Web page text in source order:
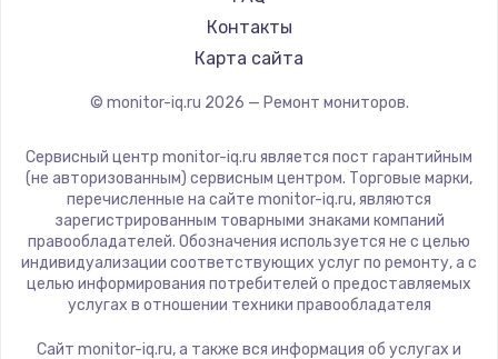
iFFALCON
Dahua
Контакты
Карта сайта
© monitor-iq.ru 2026 — Ремонт мониторов.
Сервисный центр monitor-iq.ru является пост гарантийным
(не авторизованным) сервисным центром. Торговые марки,
перечисленные на сайте monitor-iq.ru, являются
зарегистрированным товарными знаками компаний
правообладателей. Обозначения используется не с целью
индивидуализации соответствующих услуг по ремонту, а с
целью информирования потребителей о предоставляемых
услугах в отношении техники правообладателя
Сайт monitor-iq.ru, а также вся информация об услугах и